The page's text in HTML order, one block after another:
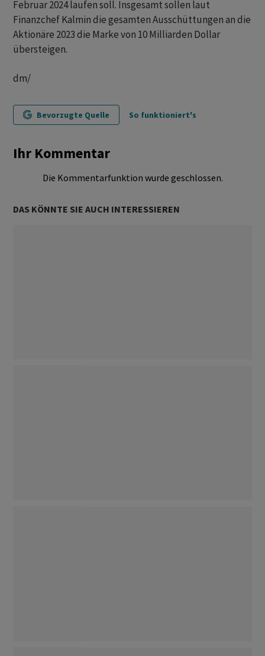
Februar 2024 laufen soll. Insgesamt sollen laut
Finanzchef Kalmin die gesamten Ausschüttungen an die
Aktionäre 2023 die Marke von 10 Milliarden Dollar
übersteigen.
dm/
Bevorzugte Quelle So funktioniert's
Ihr Kommentar
Die Kommentarfunktion wurde geschlossen.
DAS KÖNNTE SIE AUCH INTERESSIEREN